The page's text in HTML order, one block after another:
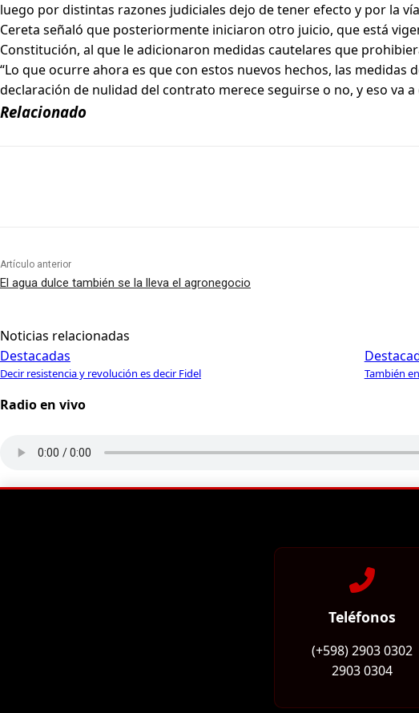
luego por distintas razones judiciales dejo de tener efecto y por la
Cereta señaló que posteriormente iniciaron otro juicio, que está
Constitución, al que le adicionaron medidas cautelares que
“Lo que ocurre ahora es que con estos nuevos hechos, las
declaración de nulidad del contrato merece seguirse o no, y eso va
Relacionado
Artículo anterior
El agua dulce también se la lleva el agronegocio
Noticias relacionadas
Destacadas
Decir resistencia y revolución es decir Fidel También
Radio en vivo
Teléfonos
(+598) 2903 0302
2903 0304